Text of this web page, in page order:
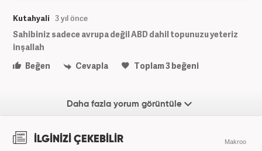
Kutahyali 3 yıl önce
Sahibiniz sadece avrupa değil ABD dahil topunuzu yeteriz
inşallah
Beğen
Cevapla Toplam3beğeni
Daha fazla yorum görüntüle
İLGİNİZİ ÇEKEBİLİR Makroo